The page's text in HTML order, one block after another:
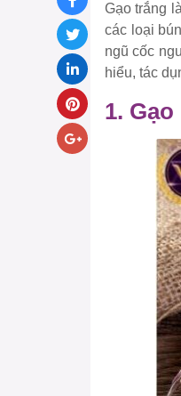
Gạo trắng
các loại
ngũ cốc
hiểu, tác
1.